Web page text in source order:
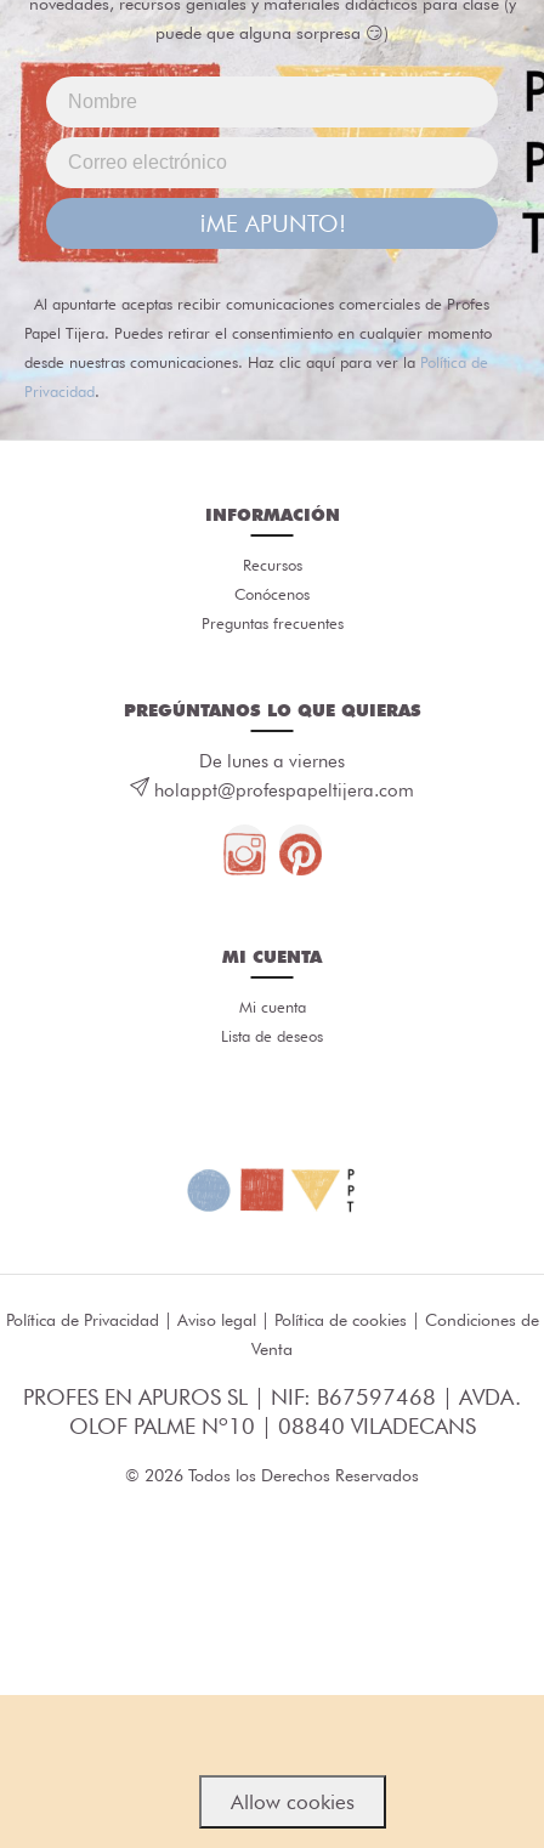
puede que alguna sorpresa 😏)
¡ME APUNTO!
Al apuntarte aceptas recibir comunicaciones comerciales de Profes
Papel Tijera. Puedes retirar el consentimiento en cualquier momento
desde nuestras comunicaciones. Haz clic aquí para ver la Política de
Privacidad.
INFORMACIÓN
Recursos
Conócenos
Preguntas frecuentes
PREGÚNTANOS LO QUE QUIERAS
De lunes a viernes
holappt@profespapeltijera.com
MI CUENTA
Mi cuenta
Lista de deseos
Política de Privacidad | Aviso legal| Política de cookies | Condiciones de
Venta
PROFES EN APUROS SL | NIF: B67597468 | AVDA.
OLOF PALME Nº10 | 08840 VILADECANS
© 2026 Todos los Derechos Reservados
Allow cookies